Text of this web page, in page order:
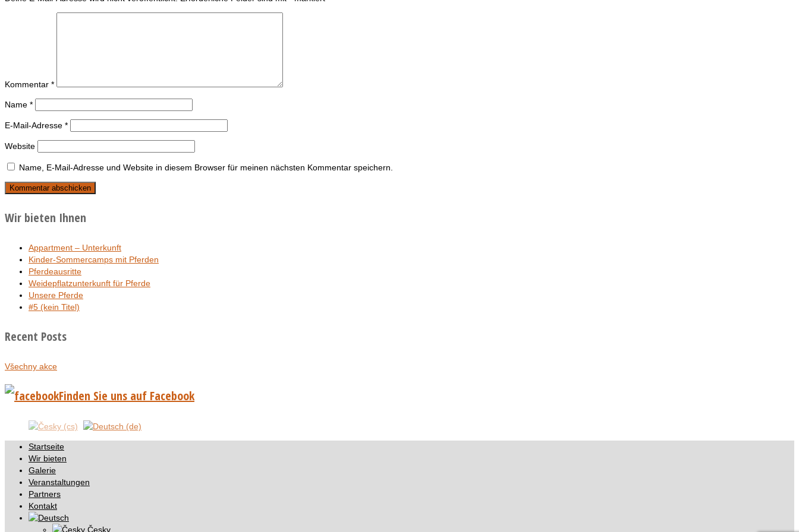
Kommentar *
Name *
E-Mail-Adresse *
Website
Name, E-Mail-Adresse und Website in diesem Browser für meinen nächsten Kommentar speichern.
Wir bieten Ihnen
Appartment – Unterkunft
Kinder-Sommercamps mit Pferden
Pferdeausritte
Weidepflatzunterkunft für Pferde
Unsere Pferde
#5 (kein Titel)
Recent Posts
Všechny akce
Finden Sie uns auf Facebook
Startseite
Wir bieten
Galerie
Veranstaltungen
Partners
Kontakt
Česky